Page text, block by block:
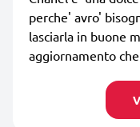
perche' avro'
lasciarla in buone
aggiornamento